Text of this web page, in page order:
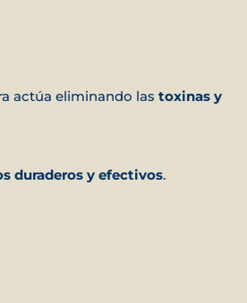
actúa eliminando las toxinas y
duraderos y efectivos.